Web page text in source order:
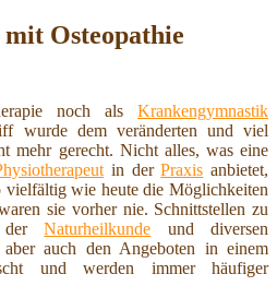
Osteopathie
noch als Krankengymnastik
wurde dem veränderten und viel
mehr gerecht. Nicht alles, was eine
in derPraxis anbietet,
vielfältig wie heute die Möglichkeiten
sie vorher nie. Schnittstellen zu
derNaturheilkunde und diversen
auch den Angeboten in einem
und werden immer häufiger